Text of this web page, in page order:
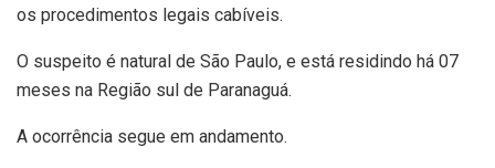
os procedimentos legais cabíveis.
O suspeito é natural de São Paulo, e está residindo há 07
meses na Região sul de Paranaguá.
A ocorrência segue em andamento.